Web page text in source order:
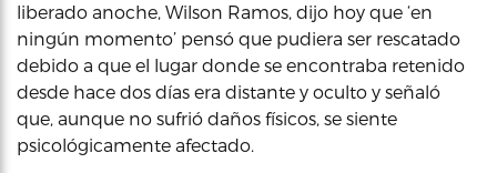
liberado anoche, Wilson Ramos, dijo hoy que ‘en
ningún momento’ pensó que pudiera ser rescatado
debido a que el lugar donde se encontraba retenido
desde hace dos días era distante y oculto y señaló
que, aunque no sufrió daños físicos, se siente
psicológicamente afectado.